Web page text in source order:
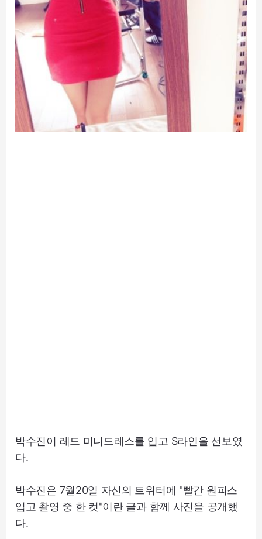
박수진이 레드 미니드레스를 입고 S라인을 선보였
다.
박수진은 7월20일 자신의 트위터에 "빨간 원피스
입고 촬영 중 한 컷"이란 글과 함께 사진을 공개했
다.